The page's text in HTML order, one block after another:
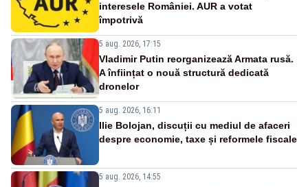
interesele României. AUR a votat
împotrivă
5 aug. 2026, 17:15
Vladimir Putin reorganizează Armata rusă.
A înființat o nouă structură dedicată
dronelor
5 aug. 2026, 16:11
Ilie Bolojan, discuții cu mediul de afaceri
despre economie, taxe și reformele fiscale
5 aug. 2026, 14:55